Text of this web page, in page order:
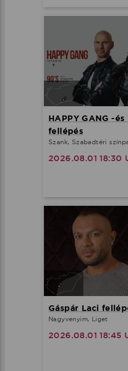
HAPPY GANG -és
fellépés
Szank, Szabadtéri
2026.08.01 18:30
Gáspár Laci
Nagyvenyim, Liget
2026.08.01 18:45